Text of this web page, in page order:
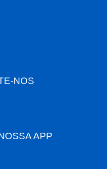
NOS
APP